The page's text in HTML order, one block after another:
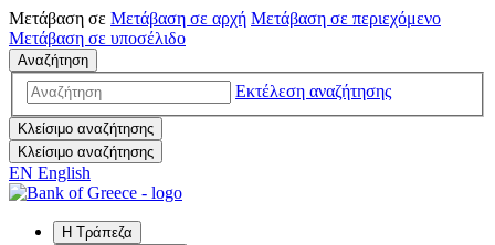
Μετάβαση σε Μετάβαση σε αρχή Μετάβαση σε περιεχόμενο
Μετάβαση σε υποσέλιδο
Αναζήτηση
Εκτέλεση αναζήτησης
Κλείσιμο αναζήτησης
Κλείσιμο αναζήτησης
EN English
Η Τράπεζα